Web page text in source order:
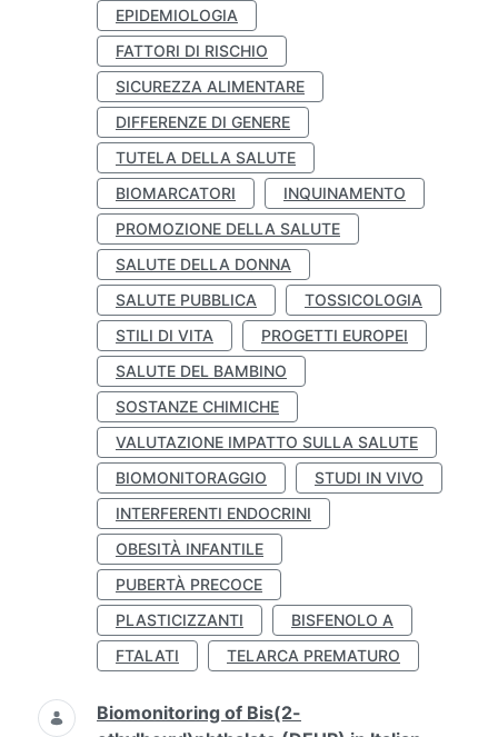
EPIDEMIOLOGIA
FATTORI DI RISCHIO
SICUREZZA ALIMENTARE
DIFFERENZE DI GENERE
TUTELA DELLA SALUTE
BIOMARCATORI
INQUINAMENTO
PROMOZIONE DELLA SALUTE
SALUTE DELLA DONNA
SALUTE PUBBLICA
TOSSICOLOGIA
STILI DI VITA
PROGETTI EUROPEI
SALUTE DEL BAMBINO
SOSTANZE CHIMICHE
VALUTAZIONE IMPATTO SULLA SALUTE
BIOMONITORAGGIO
STUDI IN VIVO
INTERFERENTI ENDOCRINI
OBESITÀ INFANTILE
PUBERTÀ PRECOCE
PLASTICIZZANTI
BISFENOLO A
FTALATI
TELARCA PREMATURO
Biomonitoring of Bis(2-